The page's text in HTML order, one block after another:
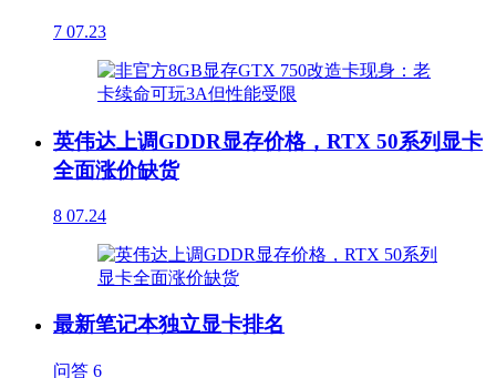
7 07.23
英伟达上调GDDR显存价格，RTX 50系列显卡
全面涨价缺货
8 07.24
最新笔记本独立显卡排名
问答 6